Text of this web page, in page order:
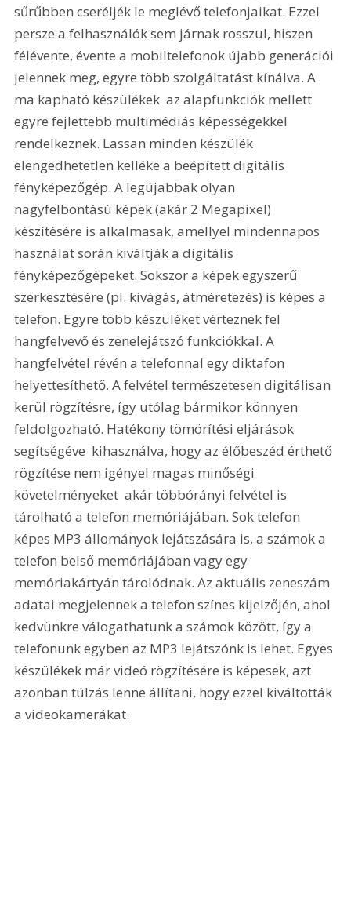
sűrűbben cseréljék le meglévő telefonjaikat. Ezzel
persze a felhasználók sem járnak rosszul, hiszen
félévente, évente a mobiltelefonok újabb generációi
jelennek meg, egyre több szolgáltatást kínálva. A
ma kapható készülékek  az alapfunkciók mellett 
egyre fejlettebb multimédiás képességekkel
rendelkeznek. Lassan minden készülék
elengedhetetlen kelléke a beépített digitális
fényképezőgép. A legújabbak olyan
nagyfelbontású képek (akár 2 Megapixel)
készítésére is alkalmasak, amellyel mindennapos
használat során kiváltják a digitális
fényképezőgépeket. Sokszor a képek egyszerű
szerkesztésére (pl. kivágás, átméretezés) is képes a
telefon. Egyre több készüléket vérteznek fel
hangfelvevő és zenelejátszó funkciókkal. A
hangfelvétel révén a telefonnal egy diktafon
helyettesíthető. A felvétel természetesen digitálisan
kerül rögzítésre, így utólag bármikor könnyen
feldolgozható. Hatékony tömörítési eljárások
segítségéve  kihasználva, hogy az élőbeszéd érthető
rögzítése nem igényel magas minőségi
követelményeket  akár többórányi felvétel is
tárolható a telefon memóriájában. Sok telefon
képes MP3 állományok lejátszására is, a számok a
telefon belső memóriájában vagy egy
memóriakártyán tárolódnak. Az aktuális zeneszám
adatai megjelennek a telefon színes kijelzőjén, ahol
kedvünkre válogathatunk a számok között, így a
telefonunk egyben az MP3 lejátszónk is lehet. Egyes
készülékek már videó rögzítésére is képesek, azt
azonban túlzás lenne állítani, hogy ezzel kiváltották
a videokamerákat.